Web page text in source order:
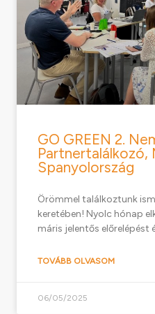
GO GREEN 2.
Partnertalálkozó,
Spanyolország
Örömmel találkoztunk
keretében! Nyolc hónap
máris jelentős előrelépést
TOVÁBB OLVASOM
06/05/2025